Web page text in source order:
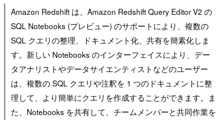
Amazon Redshift は、Amazon Redshift Query Editor V2 の
SQL Notebooks (プレビュー) のサポートにより、複数の
SQL クエリの整理、ドキュメント化、共有を簡素化しま
す。新しい Notebooks のインターフェイスにより、デー
タアナリストやデータサイエンティストなどのユーザー
は、複数の SQL クエリや注釈を 1 つのドキュメントに整
理して、より簡単にクエリを作成することができます。ま
た、Notebooks を共有して、チームメンバーと共同作業を